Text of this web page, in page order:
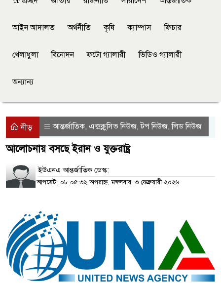
আইন আদালত অর্থনীতি কৃষি ক্যাম্পাস ফিচার
খেলাধুলা বিনোদন ফটো গ্যালারী ভিডিও গ্যালারী
অন্যান্য
নীড় আন্তর্জাতিক, এক্সক্লুসিভ নিউজ,টপ নিউজ,লিড নিউজ
আলোচনায় বসছে ইরান ও যুক্তরাষ্ট্র
ইউএনএ আন্তর্জাতিক ডেস্ক:
আপডেট: ০৮:০৫:৩২ অপরাহ্ন, মঙ্গলবার, ৩ ফেব্রুয়ারী ২০২৬